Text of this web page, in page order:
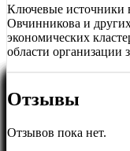
Ключевые источники
Овчинникова и
экономических
области организации
Отзывы
Отзывов пока нет.